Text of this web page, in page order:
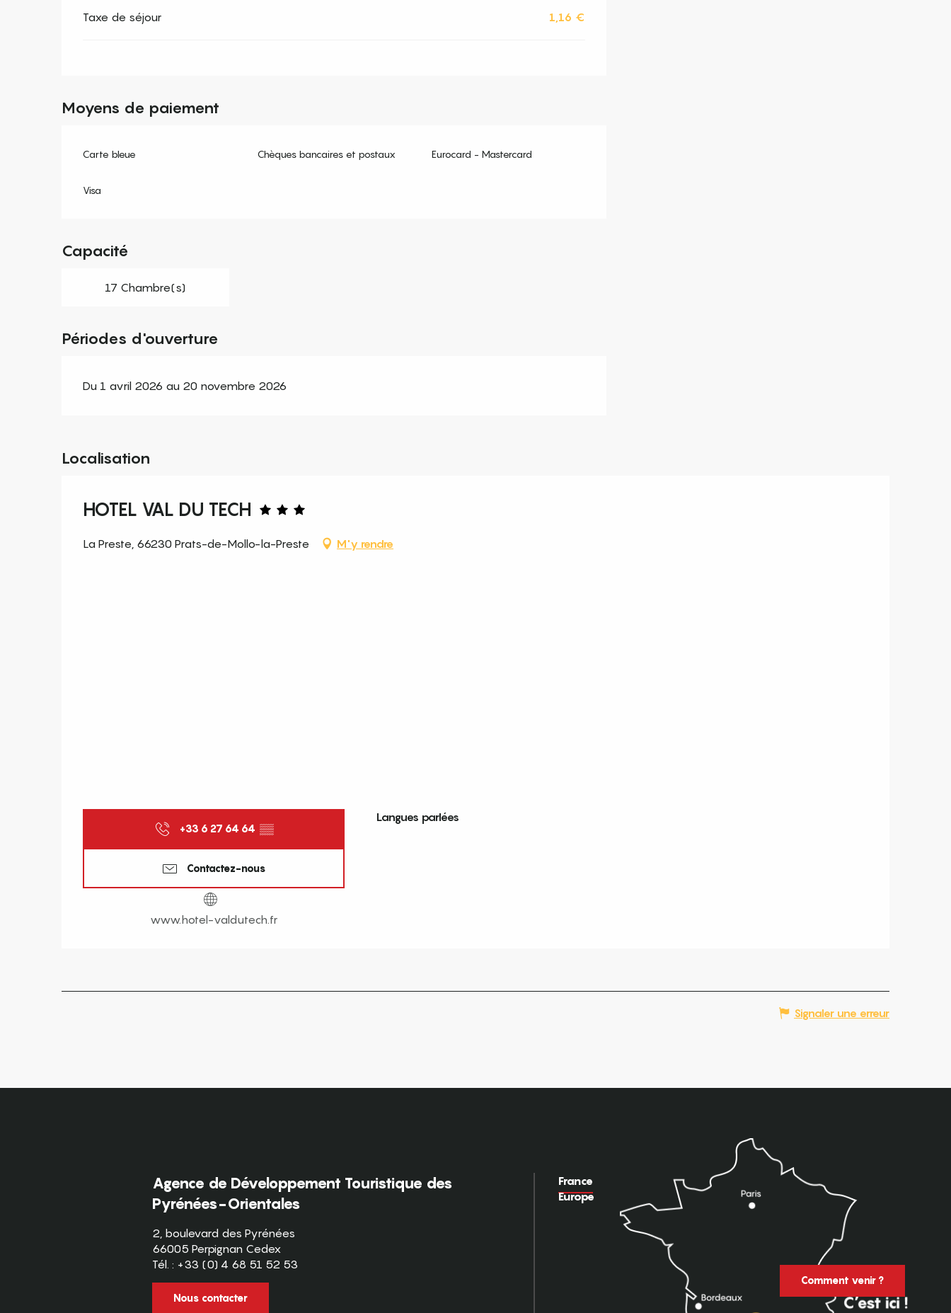
Taxe de séjour 1,16 €
Moyens de paiement
Carte bleue Chèques bancaires et postaux Eurocard - Mastercard
Visa
Capacité
17 Chambre(s)
Périodes d'ouverture
Du 1 avril 2026 au 20 novembre 2026
Localisation
HOTEL VAL DU TECH
La Preste, 66230 Prats-de-Mollo-la-Preste M'y rendre
+33 6 27 64 64 ▒▒
Contactez-nous
www.hotel-valdutech.fr
Langues parlées
Langues parlées
Signaler une erreur
Agence de Développement Touristique des
Pyrénées-Orientales
2, boulevard des Pyrénées
66005 Perpignan Cedex
Tél. : +33 (0) 4 68 51 52 53
Nous contacter
France
Europe
Comment venir ?